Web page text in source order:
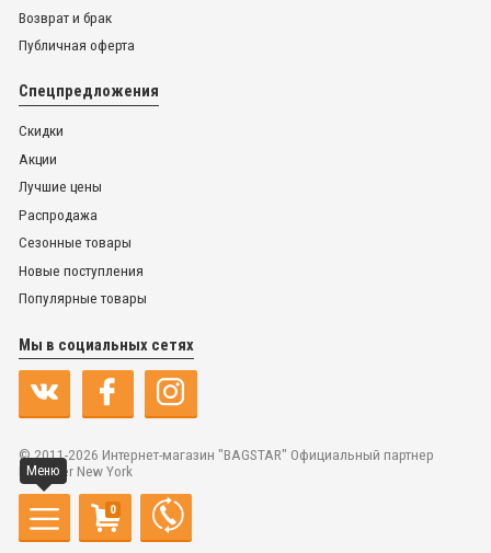
Возврат и брак
Публичная оферта
Спецпредложения
Скидки
Акции
Лучшие цены
Распродажа
Сезонные товары
Новые поступления
Популярные товары
Мы в социальных сетях
© 2011-2026 Интернет-магазин "BAGSTAR" Официальный партнер
Dr.Koffer New York
Меню
0